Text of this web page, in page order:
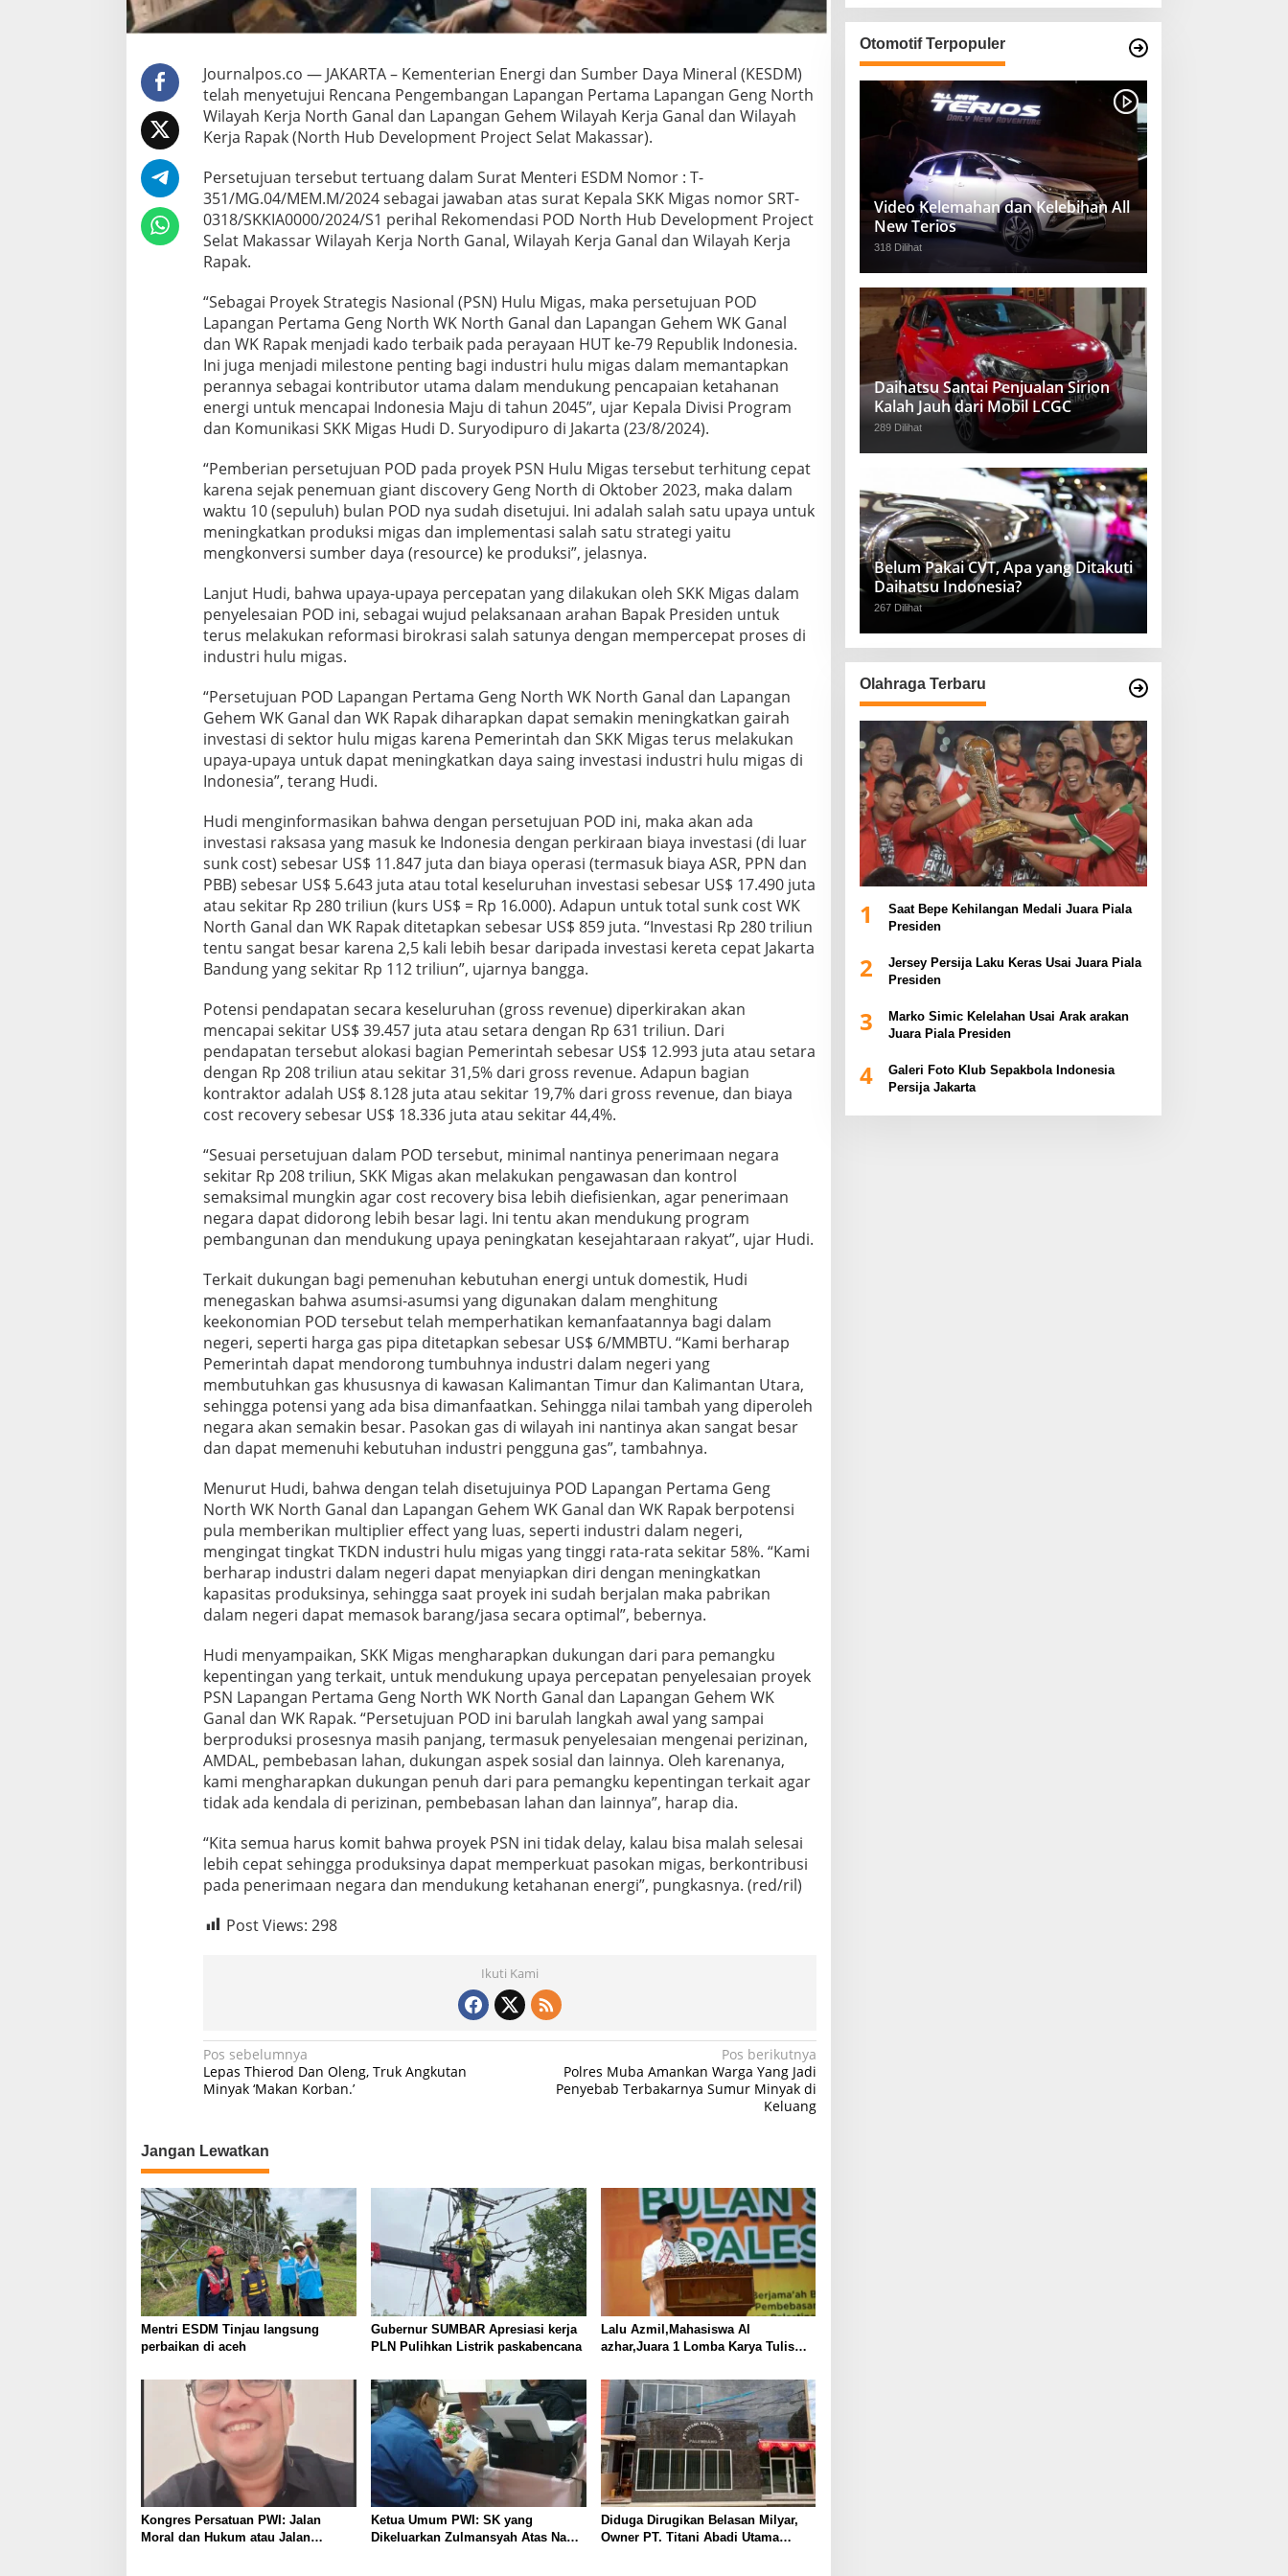
a
m
e
n
g
N
t
h
W
K
t
h
G
n
a
l
D
L
a
p
a
n
g
n
G
e
h
e
W
K
G
a
n
a
D
a
n
W
K
R
a
p
a
k
Journalpos.co — JAKARTA – Kementerian Energi dan Sumber Daya Mineral (KESDM)
telah menyetujui Rencana Pengembangan Lapangan Pertama Lapangan Geng North
Wilayah Kerja North Ganal dan Lapangan Gehem Wilayah Kerja Ganal dan Wilayah
Kerja Rapak (North Hub Development Project Selat Makassar).
Persetujuan tersebut tertuang dalam Surat Menteri ESDM Nomor : T-
351/MG.04/MEM.M/2024 sebagai jawaban atas surat Kepala SKK Migas nomor SRT-
0318/SKKIA0000/2024/S1 perihal Rekomendasi POD North Hub Development Project
Selat Makassar Wilayah Kerja North Ganal, Wilayah Kerja Ganal dan Wilayah Kerja
Rapak.
“Sebagai Proyek Strategis Nasional (PSN) Hulu Migas, maka persetujuan POD
Lapangan Pertama Geng North WK North Ganal dan Lapangan Gehem WK Ganal
dan WK Rapak menjadi kado terbaik pada perayaan HUT ke-79 Republik Indonesia.
Ini juga menjadi milestone penting bagi industri hulu migas dalam memantapkan
perannya sebagai kontributor utama dalam mendukung pencapaian ketahanan
energi untuk mencapai Indonesia Maju di tahun 2045”, ujar Kepala Divisi Program
dan Komunikasi SKK Migas Hudi D. Suryodipuro di Jakarta (23/8/2024).
“Pemberian persetujuan POD pada proyek PSN Hulu Migas tersebut terhitung cepat
karena sejak penemuan giant discovery Geng North di Oktober 2023, maka dalam
waktu 10 (sepuluh) bulan POD nya sudah disetujui. Ini adalah salah satu upaya untuk
meningkatkan produksi migas dan implementasi salah satu strategi yaitu
mengkonversi sumber daya (resource) ke produksi”, jelasnya.
Lanjut Hudi, bahwa upaya-upaya percepatan yang dilakukan oleh SKK Migas dalam
penyelesaian POD ini, sebagai wujud pelaksanaan arahan Bapak Presiden untuk
terus melakukan reformasi birokrasi salah satunya dengan mempercepat proses di
industri hulu migas.
“Persetujuan POD Lapangan Pertama Geng North WK North Ganal dan Lapangan
Gehem WK Ganal dan WK Rapak diharapkan dapat semakin meningkatkan gairah
investasi di sektor hulu migas karena Pemerintah dan SKK Migas terus melakukan
upaya-upaya untuk dapat meningkatkan daya saing investasi industri hulu migas di
Indonesia”, terang Hudi.
Hudi menginformasikan bahwa dengan persetujuan POD ini, maka akan ada
investasi raksasa yang masuk ke Indonesia dengan perkiraan biaya investasi (di luar
sunk cost) sebesar US$ 11.847 juta dan biaya operasi (termasuk biaya ASR, PPN dan
PBB) sebesar US$ 5.643 juta atau total keseluruhan investasi sebesar US$ 17.490 juta
atau sekitar Rp 280 triliun (kurs US$ = Rp 16.000). Adapun untuk total sunk cost WK
North Ganal dan WK Rapak ditetapkan sebesar US$ 859 juta. “Investasi Rp 280 triliun
tentu sangat besar karena 2,5 kali lebih besar daripada investasi kereta cepat Jakarta
Bandung yang sekitar Rp 112 triliun”, ujarnya bangga.
Potensi pendapatan secara keseluruhan (gross revenue) diperkirakan akan
mencapai sekitar US$ 39.457 juta atau setara dengan Rp 631 triliun. Dari
pendapatan tersebut alokasi bagian Pemerintah sebesar US$ 12.993 juta atau setara
dengan Rp 208 triliun atau sekitar 31,5% dari gross revenue. Adapun bagian
kontraktor adalah US$ 8.128 juta atau sekitar 19,7% dari gross revenue, dan biaya
cost recovery sebesar US$ 18.336 juta atau sekitar 44,4%.
“Sesuai persetujuan dalam POD tersebut, minimal nantinya penerimaan negara
sekitar Rp 208 triliun, SKK Migas akan melakukan pengawasan dan kontrol
semaksimal mungkin agar cost recovery bisa lebih diefisienkan, agar penerimaan
negara dapat didorong lebih besar lagi. Ini tentu akan mendukung program
pembangunan dan mendukung upaya peningkatan kesejahtaraan rakyat”, ujar Hudi.
Terkait dukungan bagi pemenuhan kebutuhan energi untuk domestik, Hudi
menegaskan bahwa asumsi-asumsi yang digunakan dalam menghitung
keekonomian POD tersebut telah memperhatikan kemanfaatannya bagi dalam
negeri, seperti harga gas pipa ditetapkan sebesar US$ 6/MMBTU. “Kami berharap
Pemerintah dapat mendorong tumbuhnya industri dalam negeri yang
membutuhkan gas khususnya di kawasan Kalimantan Timur dan Kalimantan Utara,
sehingga potensi yang ada bisa dimanfaatkan. Sehingga nilai tambah yang diperoleh
negara akan semakin besar. Pasokan gas di wilayah ini nantinya akan sangat besar
dan dapat memenuhi kebutuhan industri pengguna gas”, tambahnya.
Menurut Hudi, bahwa dengan telah disetujuinya POD Lapangan Pertama Geng
North WK North Ganal dan Lapangan Gehem WK Ganal dan WK Rapak berpotensi
pula memberikan multiplier effect yang luas, seperti industri dalam negeri,
mengingat tingkat TKDN industri hulu migas yang tinggi rata-rata sekitar 58%. “Kami
berharap industri dalam negeri dapat menyiapkan diri dengan meningkatkan
kapasitas produksinya, sehingga saat proyek ini sudah berjalan maka pabrikan
dalam negeri dapat memasok barang/jasa secara optimal”, bebernya.
Hudi menyampaikan, SKK Migas mengharapkan dukungan dari para pemangku
kepentingan yang terkait, untuk mendukung upaya percepatan penyelesaian proyek
PSN Lapangan Pertama Geng North WK North Ganal dan Lapangan Gehem WK
Ganal dan WK Rapak. “Persetujuan POD ini barulah langkah awal yang sampai
berproduksi prosesnya masih panjang, termasuk penyelesaian mengenai perizinan,
AMDAL, pembebasan lahan, dukungan aspek sosial dan lainnya. Oleh karenanya,
kami mengharapkan dukungan penuh dari para pemangku kepentingan terkait agar
tidak ada kendala di perizinan, pembebasan lahan dan lainnya”, harap dia.
“Kita semua harus komit bahwa proyek PSN ini tidak delay, kalau bisa malah selesai
lebih cepat sehingga produksinya dapat memperkuat pasokan migas, berkontribusi
pada penerimaan negara dan mendukung ketahanan energi”, pungkasnya. (red/ril)
Post Views: 298
Ikuti Kami
N
a
i
g
a
s
i
p
o
s
Pos sebelumnya
Lepas Thierod Dan Oleng, Truk Angkutan
Minyak ‘Makan Korban.’
Pos berikutnya
Polres Muba Amankan Warga Yang Jadi
Penyebab Terbakarnya Sumur Minyak di
Keluang
Jangan Lewatkan
Mentri ESDM Tinjau langsung
perbaikan di aceh
Gubernur SUMBAR Apresiasi kerja
PLN Pulihkan Listrik paskabencana
Lalu Azmil,Mahasiswa Al
azhar,Juara 1 Lomba Karya Tulis
Kongres Persatuan PWI: Jalan
Moral dan Hukum atau Jalan
Ketua Umum PWI: SK yang
Dikeluarkan Zulmansyah Atas Nama
Diduga Dirugikan Belasan Milyar,
Owner PT. Titani Abadi Utama
Otomotif Terpopuler
Video Kelemahan dan Kelebihan All
New Terios
318 Dilihat
Daihatsu Santai Penjualan Sirion
Kalah Jauh dari Mobil LCGC
289 Dilihat
Belum Pakai CVT, Apa yang Ditakuti
Daihatsu Indonesia?
267 Dilihat
Olahraga Terbaru
1
Saat Bepe Kehilangan Medali Juara Piala
Presiden
2
Jersey Persija Laku Keras Usai Juara Piala
Presiden
3
Marko Simic Kelelahan Usai Arak arakan
Juara Piala Presiden
4
Galeri Foto Klub Sepakbola Indonesia
Persija Jakarta